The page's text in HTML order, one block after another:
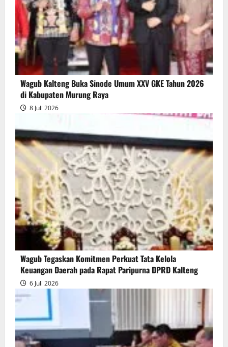
Wagub Kalteng Buka Sinode Umum XXV GKE Tahun 2026
di Kabupaten Murung Raya
8 Juli 2026
Wagub Tegaskan Komitmen Perkuat Tata Kelola
Keuangan Daerah pada Rapat Paripurna DPRD Kalteng
6 Juli 2026